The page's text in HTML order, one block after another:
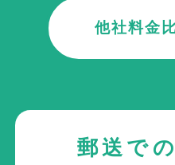
他社料金
郵送で